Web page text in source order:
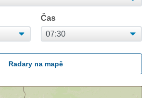
Čas
Radary na mapě